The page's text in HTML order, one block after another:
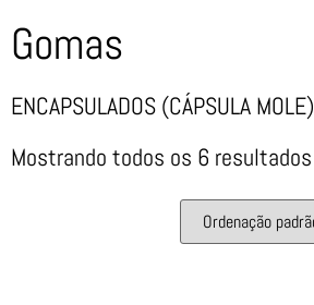
Gomas
ENCAPSULADOS (CÁPSULA MOLE)
Mostrando todos os 6 resultados